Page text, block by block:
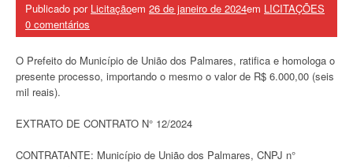
Publicado por Licitaçãoem 26 de janeiro de 2024em LICITAÇÕES
0 comentários
O Prefeito do Município de União dos Palmares, ratifica e homologa o
presente processo, importando o mesmo o valor de R$ 6.000,00 (seis
mil reais).
EXTRATO DE CONTRATO N° 12/2024
CONTRATANTE: Município de União dos Palmares, CNPJ n°